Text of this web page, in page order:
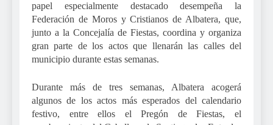
papel especialmente destacado desempeña la
Federación de Moros y Cristianos de Albatera, que,
junto a la Concejalía de Fiestas, coordina y organiza
gran parte de los actos que llenarán las calles del
municipio durante estas semanas.
Durante más de tres semanas, Albatera acogerá
algunos de los actos más esperados del calendario
festivo, entre ellos el Pregón de Fiestas, el